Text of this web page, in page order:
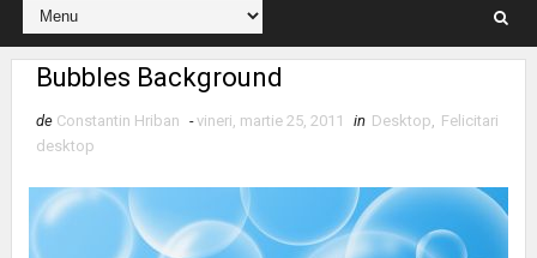
Bubbles Background
de Constantin Hriban - vineri, martie 25, 2011 in Desktop, Felicitari
desktop